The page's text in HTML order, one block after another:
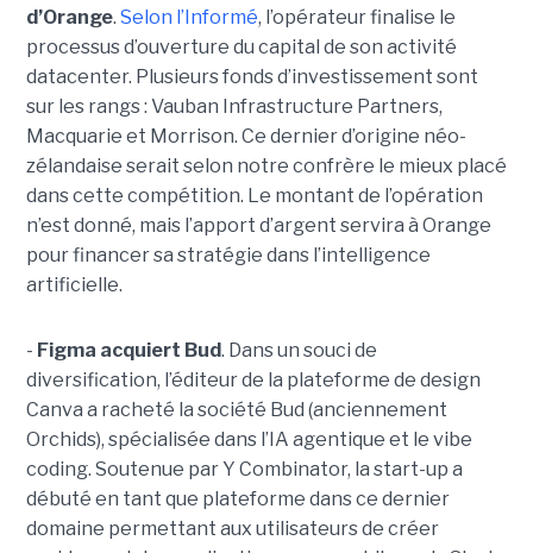
d’Orange. Selon l’Informé, l’opérateur finalise le
processus d’ouverture du capital de son activité
datacenter. Plusieurs fonds d’investissement sont
sur les rangs : Vauban Infrastructure Partners,
Macquarie et Morrison. Ce dernier d’origine néo-
zélandaise serait selon notre confrère le mieux placé
dans cette compétition. Le montant de l’opération
n’est donné, mais l’apport d’argent servira à Orange
pour financer sa stratégie dans l’intelligence
artificielle.
- Figma acquiert Bud. Dans un souci de
diversification, l’éditeur de la plateforme de design
Canva a racheté la société Bud (anciennement
Orchids), spécialisée dans l’IA agentique et le vibe
coding. Soutenue par Y Combinator, la start-up a
débuté en tant que plateforme dans ce dernier
domaine permettant aux utilisateurs de créer